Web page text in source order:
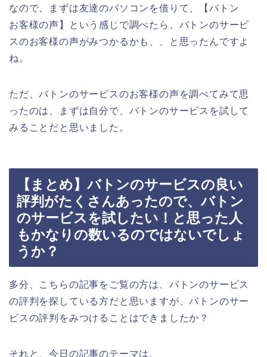
なので、まずは友達のパソコンを借りて、【バトン
お客様の声】という感じで調べたら、バトンのサービ
スのお客様の声がみつかるかも、、と思ったんですよ
ね。
ただ、バトンのサービスのお客様の声を調べてみて思
ったのは、まずは自分で、バトンのサービスを試して
みることだと思いました。
【まとめ】バトンのサービスの良い
評判がたくさんあったので、バトン
のサービスを試したい！と思った人
もかなりの数いるのではないでしょ
うか？
多分、こちらの記事をご覧の方は、バトンのサービス
の評判を探している方だと思いますが、バトンのサー
ビスの評判をみつけることはできましたか？
それと、今日の記事のテーマは、